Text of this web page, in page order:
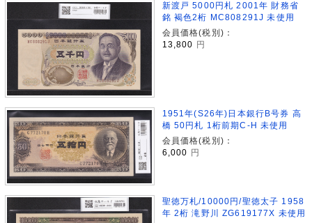
新渡戸 5000円札 2001年 財務省
銘 褐色2桁 MC808291J 未使用
会員価格(税別)：
13,800
円
1951年(S26年)日本銀行B号券 高
橋 50円札 1桁前期C-H 未使用
会員価格(税別)：
6,000
円
聖徳万札/10000円/聖徳太子 1958
年 2桁 滝野川 ZG619177X 未使用